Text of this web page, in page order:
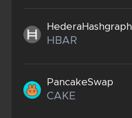
HederaHashgraph
HBAR
PancakeSwap
CAKE